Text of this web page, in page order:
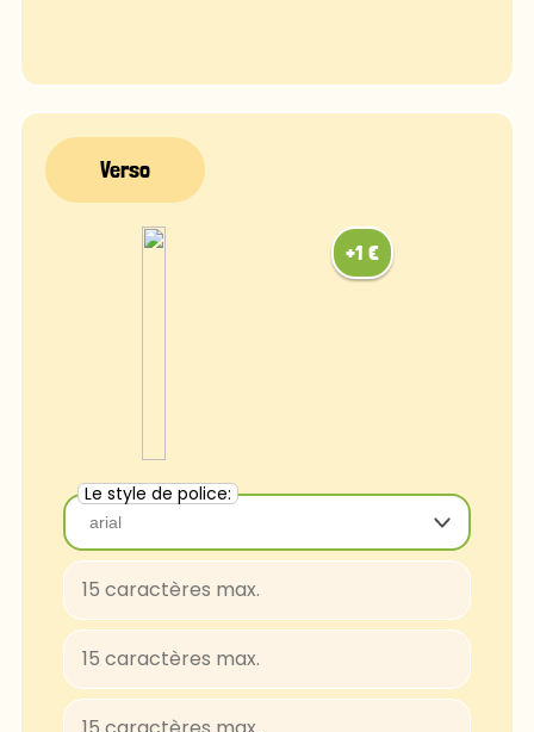
Le style de police:
arial
BungeeShade-Regular
ConcertOne-Regular
Courgette-Regular